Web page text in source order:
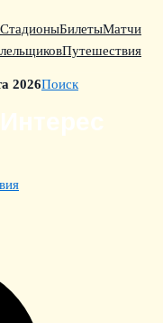
СтадионыБилетыМатчи
Путешествия
2026Поиск